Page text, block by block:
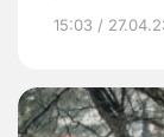
15:03 /